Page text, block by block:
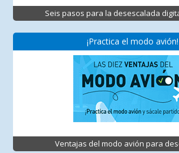
Seis pasos para la desescalada
¡Practica el modo avión!
Ventajas del modo avión para